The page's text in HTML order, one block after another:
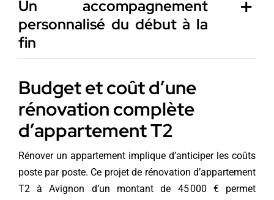
Un accompagnement
personnalisé du début à la
fin
Budget et coût d’une
rénovation complète
d’appartement T2
Rénover un appartement implique d’anticiper les coûts
poste par poste. Ce projet de rénovation d’appartement
T2 à Avignon d’un montant de 45 000 € permet